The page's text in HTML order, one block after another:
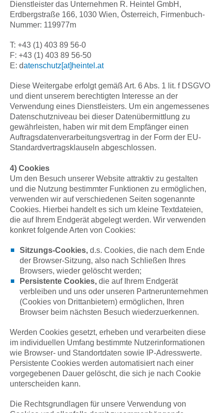
Dienstleister das Unternehmen R. Heintel GmbH,
Erdbergstraße 166, 1030 Wien, Österreich, Firmenbuch-
Nummer: 119977m
T: +43 (1) 403 89 56-0
F: +43 (1) 403 89 56-50
E: datenschutz[at]heintel.at
Diese Weitergabe erfolgt gemäß Art. 6 Abs. 1 lit. f DSGVO
und dient unserem berechtigten Interesse an der
Verwendung eines Dienstleisters. Um ein angemessenes
Datenschutzniveau bei dieser Datenübermittlung zu
gewährleisten, haben wir mit dem Empfänger einen
Auftragsdatenverarbeitungsvertrag in der Form der EU-
Standardvertragsklauseln abgeschlossen.
4) Cookies
Um den Besuch unserer Website attraktiv zu gestalten
und die Nutzung bestimmter Funktionen zu ermöglichen,
verwenden wir auf verschiedenen Seiten sogenannte
Cookies. Hierbei handelt es sich um kleine Textdateien,
die auf Ihrem Endgerät abgelegt werden. Wir verwenden
konkret folgende Arten von Cookies:
Sitzungs-Cookies, d.s. Cookies, die nach dem Ende
der Browser-Sitzung, also nach Schließen Ihres
Browsers, wieder gelöscht werden;
Persistente Cookies, die auf Ihrem Endgerät
verbleiben und uns oder unseren Partnerunternehmen
(Cookies von Drittanbietern) ermöglichen, Ihren
Browser beim nächsten Besuch wiederzuerkennen.
Werden Cookies gesetzt, erheben und verarbeiten diese
im individuellen Umfang bestimmte Nutzerinformationen
wie Browser- und Standortdaten sowie IP-Adresswerte.
Persistente Cookies werden automatisiert nach einer
vorgegebenen Dauer gelöscht, die sich je nach Cookie
unterscheiden kann.
Die Rechtsgrundlagen für unsere Verwendung von